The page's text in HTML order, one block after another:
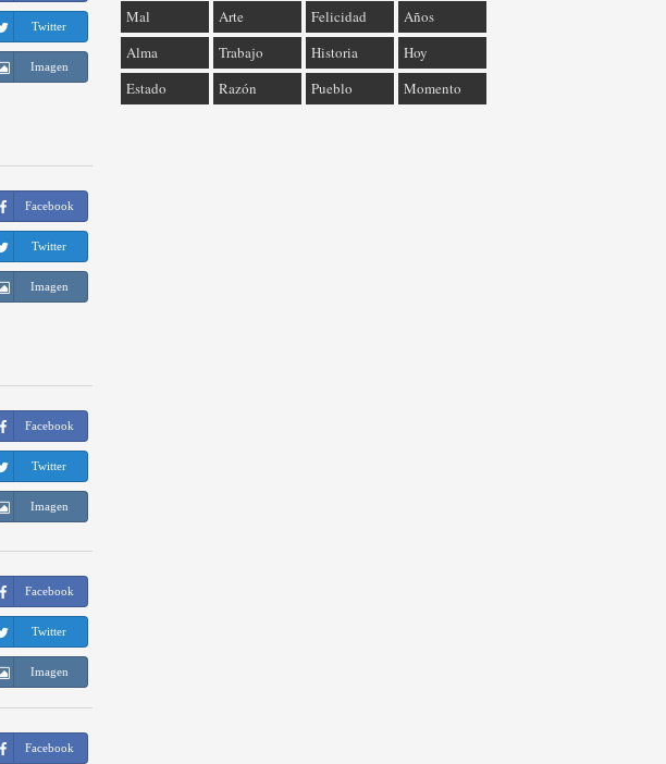
Twitter
Imagen
Facebook
Twitter
Imagen
Facebook
Twitter
Imagen
Facebook
Twitter
Imagen
Facebook
Mal
Arte Felicidad
Años
Alma
Trabajo Historia
Hoy
Estado
Razón Pueblo Momento